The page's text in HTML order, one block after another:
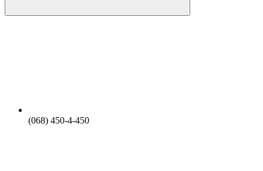
(068) 450-4-450